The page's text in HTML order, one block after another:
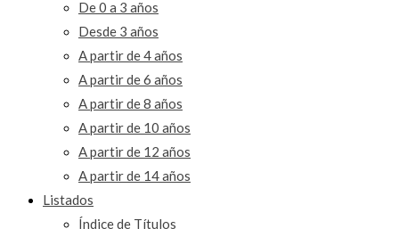
De 0 a 3 años
Desde 3 años
A partir de 4 años
A partir de 6 años
A partir de 8 años
A partir de 10 años
A partir de 12 años
A partir de 14 años
Listados
Índice de Títulos